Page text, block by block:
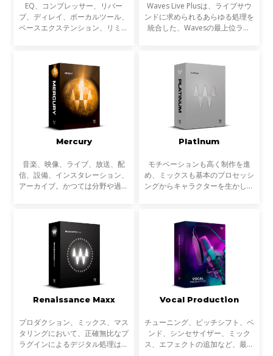
EQ、コンプレッサー、リバー
ブ、ディレイ、ボーカルツール、
ベースエクステンション、リミッ
SoundGrid対応プラグインが含ま
れています。
Waves Live Plusは、ライブサウ
ンドに求められるあらゆる処理を
統合した、Wavesの最上位ライ
ボーカルプロセッシング、トラブ
ル対策までライブ現場で必要
Mercury
音楽、映像、ライブ、放送、配
信、設備、インスタレーション、
アーカイブ。かつては分野や過程
雑にクロスオーバーするようにな
っています。音楽制作だ
Platinum
モチベーションも高く制作を進
め、ミックスも基本のプロセッシ
ングからキャラクターを生かしバ
して発表するところまでもう少し
という段階。ここまでく
Renaissance Maxx
プロダクション、ミックス、マス
タリングにおいて、正確無比なプ
ラグインによるデジタル処理は現
Vocal Production
チューニング、ピッチシフト、ベ
ンド、シンセサイザー、ミック
ス、エフェクトの追加など、最高